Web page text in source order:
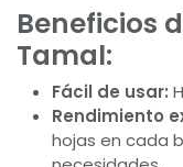
Beneficios
Tamal:
Fácil de usar:
Rendimiento
hojas en cada